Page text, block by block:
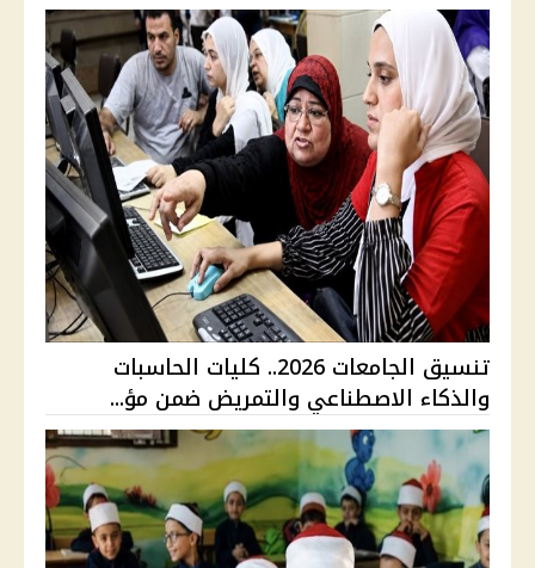
تنسيق الجامعات 2026.. كليات الحاسبات
والذكاء الاصطناعي والتمريض ضمن مؤ...